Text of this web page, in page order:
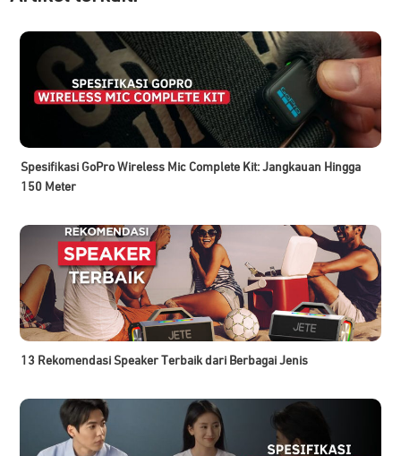
Spesifikasi GoPro Wireless Mic Complete Kit: Jangkauan Hingga
150 Meter
13 Rekomendasi Speaker Terbaik dari Berbagai Jenis